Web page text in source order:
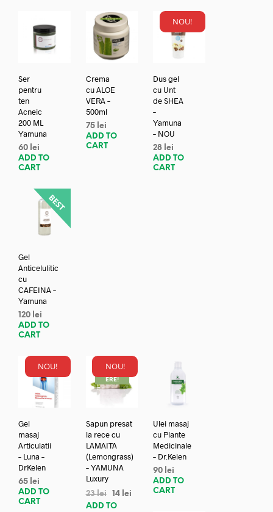
Ser
pentru
ten
Acneic
200 ML
Yamuna
60 lei
ADD TO
CART
Crema
cu ALOE
VERA –
500ml
75 lei
ADD TO
CART
NOU!
Dus gel
cu Unt
de SHEA
–
Yamuna
– NOU
28 lei
ADD TO
CART
Gel
Anticelulitic
cu
CAFEINA –
Yamuna
120 lei
ADD TO
CART
NOU!
Gel
masaj
Articulatii
– Luna –
DrKelen
65 lei
ADD TO
CART
NOU!
REDUC
ERE!
Sapun presat
la rece cu
LAMAITA
(Lemongrass)
– YAMUNA
Luxury
23lei 14 lei
ADD TO
Ulei masaj
cu Plante
Medicinale
– Dr.Kelen
90 lei
ADD TO
CART